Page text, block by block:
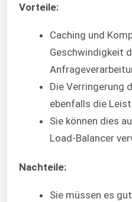
Vorteile:
Caching und
Geschwindigkeit
Die Verringerung
ebenfalls die
Sie können dies
Load-Balancer
Nachteile:
Sie müssen es